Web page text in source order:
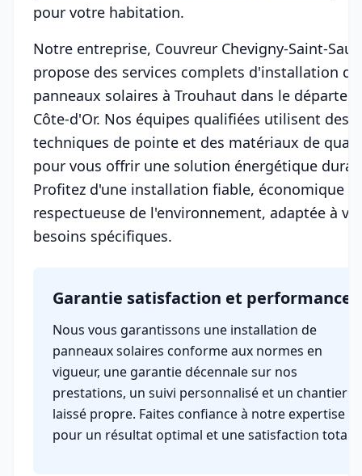
pour votre habitation.
Notre entreprise, Couvreur Chevigny-Saint-
propose des services complets d'installation de
panneaux solaires à Trouhaut dans le
Côte-d'Or. Nos équipes qualifiées utilisent des
techniques de pointe et des matériaux de
pour vous offrir une solution énergétique
Profitez d'une installation fiable, économique et
respectueuse de l'environnement, adaptée à
besoins spécifiques.
Garantie satisfaction et performance
Nous vous garantissons une installation de
panneaux solaires conforme aux normes en
vigueur, une garantie décennale sur nos
prestations, un suivi personnalisé et un chantier
laissé propre. Faites confiance à notre expertise
pour un résultat optimal et une satisfaction totale.